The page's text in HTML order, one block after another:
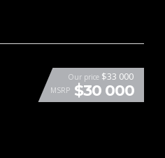
Our price $33 000
MSRP $30 000